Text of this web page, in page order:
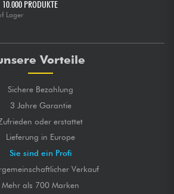
PRODUKTE
Lager
Vorteile
Sichere Bezahlung
3 Jahre Garantie
oder erstattet
Lieferung in Europe
Sie sind ein Profi
Verkauf
Mehr als 700 Marken